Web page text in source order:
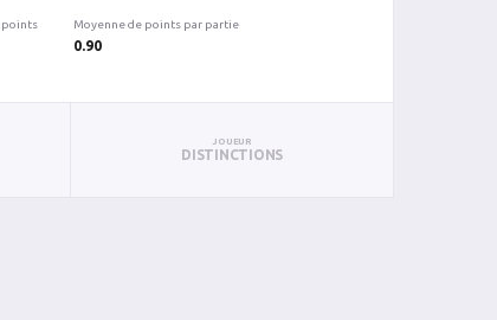
points Moyenne de points par partie
0.90
JOUEUR
DISTINCTIONS